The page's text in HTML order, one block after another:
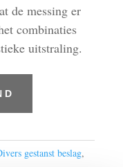
de messing er
combinaties
uitstraling.
gestanst beslag,